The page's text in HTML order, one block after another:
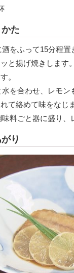
た
酒をふって15分程
と揚げ焼きします
。
水を合わせ、レモ
て絡めて味をなじ
味料ごと器に盛り
り